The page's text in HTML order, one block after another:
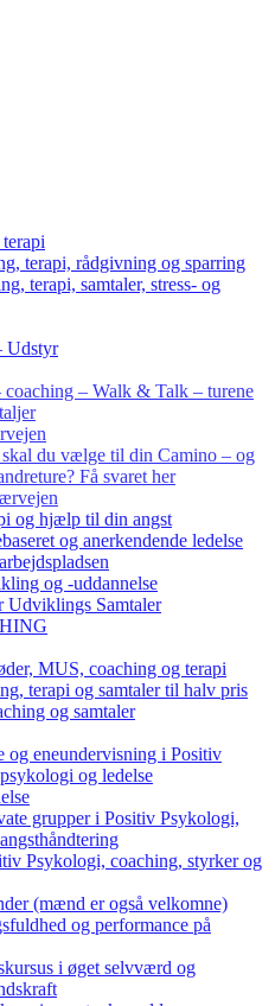
terapi, rådgivning og sparring
terapi, samtaler, stress- og
Udstyr
– Walk & Talk – turene
du vælge til din Camino – og
Få svaret her
og hjælp til din angst
og anerkendende ledelse
og -uddannelse
Udviklings Samtaler
MUS, coaching og terapi
terapi og samtaler til halv pris
og samtaler
og eneundervisning i Positiv
og ledelse
grupper i Positiv Psykologi,
Psykologi, coaching, styrker og
(mænd er også velkomne)
og performance på
i øget selvværd og